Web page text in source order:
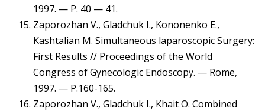
1997. — P. 40 — 41.
Zaporozhan V., Gladchuk I., Kononenko E.,
Kashtalian M. Simultaneous laparoscopic Surgery:
First Results // Proceedings of the World
Congress of Gynecologic Endoscopy. — Rome,
1997. — P.160-165.
Zaporozhan V., Gladchuk I., Khait O. Combined